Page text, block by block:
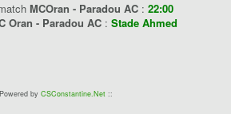
MCOran - Paradou AC : 22:00
Oran - Paradou AC : Stade Ahmed
by CSConstantine.Net::